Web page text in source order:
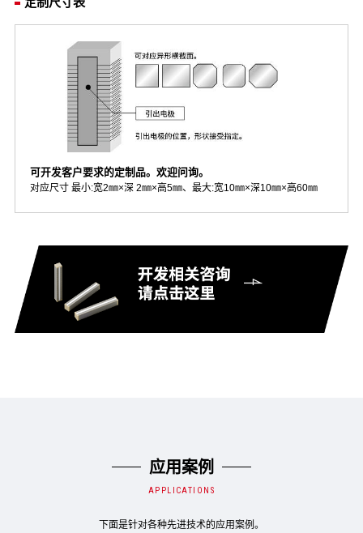
可开发客户要求的定制品。欢迎问询。
对应尺寸 最小:宽2㎜×深 2㎜×高5㎜、最大:宽10㎜×深10㎜×高60㎜
应用案例
APPLICATIONS
下面是针对各种先进技术的应用案例。